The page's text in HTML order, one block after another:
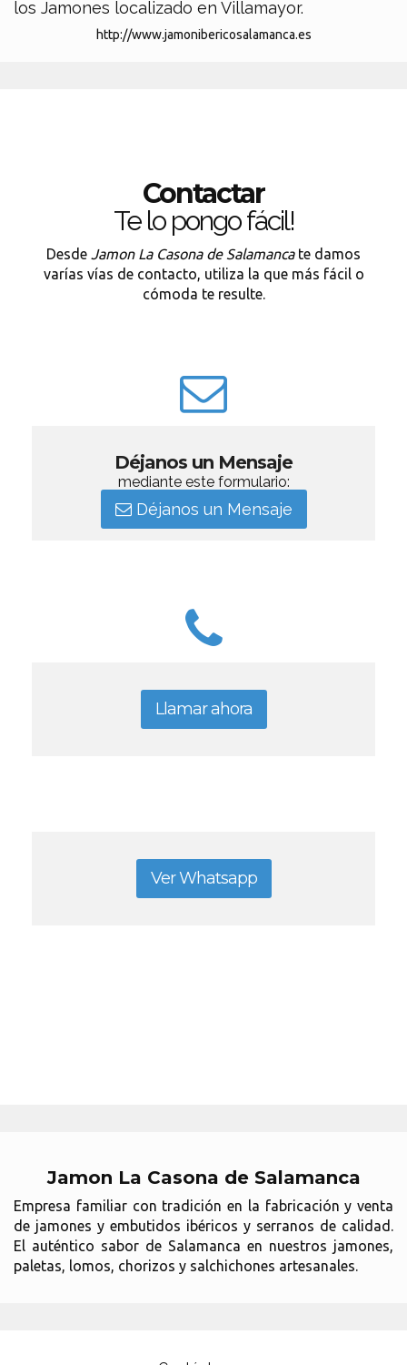
los Jamones localizado en Villamayor.
http://www.jamonibericosalamanca.es
Contactar
Te lo pongo fácil!
Desde Jamon La Casona de Salamancate damos
varías vías de contacto, utiliza la que más fácil o
cómoda te resulte.
Déjanos un Mensaje
mediante este formulario:
Déjanos un Mensaje
Llamar ahora
Ver Whatsapp
Jamon La Casona de Salamanca
Empresa familiar con tradición en la fabricación y venta
de jamones y embutidos ibéricos y serranos de calidad.
El auténtico sabor de Salamanca en nuestros jamones,
paletas, lomos, chorizos y salchichones artesanales.